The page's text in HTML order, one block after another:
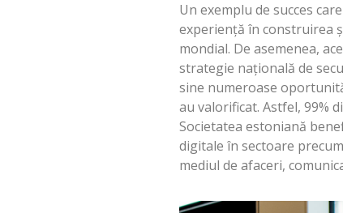
Un exemplu de succes
experiență în construirea
mondial. De asemenea,
strategie națională de
sine numeroase
au valorificat. Astfel, 99%
Societatea estoniană
digitale în sectoare
mediul de afaceri,